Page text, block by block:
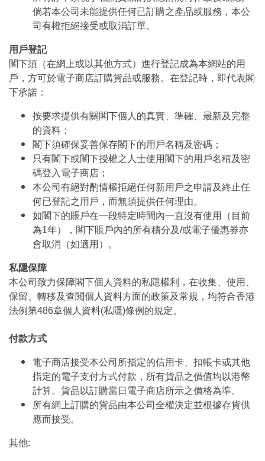
倘若本公司未能提供任何已訂購之產品或服務，本公
司有權拒絕接受或取消訂單。
用戶登記
閣下須（在網上或以其他方式）進行登記成為本網站的用
戶，方可於電子商店訂購貨品或服務。在登記時，即代表閣
下承諾：
按要求提供有關閣下個人的真實、準確、最新及完整
的資料；
閣下須確保妥善保存閣下的用戶名稱及密碼；
只有閣下或閣下授權之人士使用閣下的用戶名稱及密
碼登入電子商店；
本公司有絕對酌情權拒絕任何新用戶之申請及終止任
何已登記之用戶，而無須提供任何理由。
如閣下的賬戶在一段特定時間內一直沒有使用（目前
為1年），閣下賬戶內的所有積分及/或電子優惠券亦
會取消（如適用）。
私隱保障
本公司致力保障閣下個人資料的私隱權利，在收集、使用、
保留、轉移及查閱個人資料方面的政策及常規，均符合香港
法例第486章個人資料(私隱)條例的規定。
付款方式
電子商店接受本公司所指定的信用卡、扣帳卡或其他
指定的電子支付方式付款，所有貨品之價值均以港幣
計算。貨品以訂購當日電子商店所示之價格為準。
所有網上訂購的貨品由本公司全權決定並根據存貨供
應而接受。
其他: